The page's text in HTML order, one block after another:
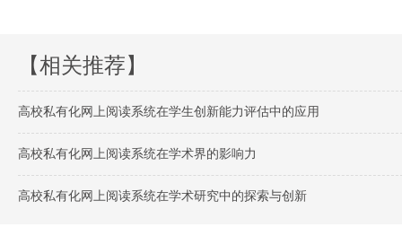
【相关推荐】
高校私有化网上阅读系统在学生创新能力评估中的应用
高校私有化网上阅读系统在学术界的影响力
高校私有化网上阅读系统在学术研究中的探索与创新